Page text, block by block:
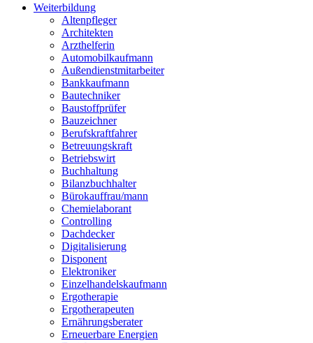
Weiterbildung
Altenpfleger
Architekten
Arzthelferin
Automobilkaufmann
Außendienstmitarbeiter
Bankkaufmann
Bautechniker
Baustoffprüfer
Bauzeichner
Berufskraftfahrer
Betreuungskraft
Betriebswirt
Buchhaltung
Bilanzbuchhalter
Bürokauffrau/mann
Chemielaborant
Controlling
Dachdecker
Digitalisierung
Disponent
Elektroniker
Einzelhandelskaufmann
Ergotherapie
Ergotherapeuten
Ernährungsberater
Erneuerbare Energien